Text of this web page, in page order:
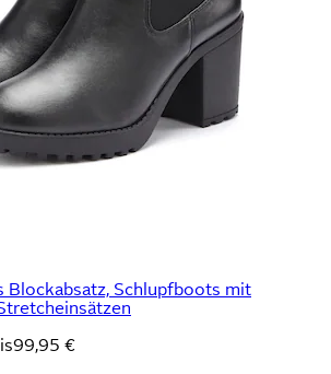
Blockabsatz, Schlupfboots mit
99,95 €